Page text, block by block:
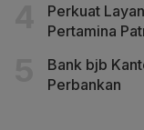
Perkuat
Pertamina
Bank bjb
Perbankan